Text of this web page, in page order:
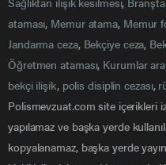
ataması, Memur atama, Memur
Jandarma ceza, Bekçiye ceza,
Öğretmen ataması, Kurumlar
bekçi ilişik, polis disiplin cezası,
Polismevzuat.com site içerikleri
yapılamaz ve başka yerde
kopyalanamaz, başka yerde